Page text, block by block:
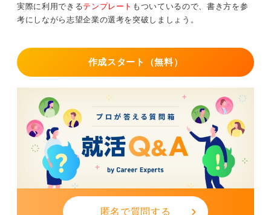
実際に利用できるテンプレート もついているので、書き方を参
考にしながら志望企業の選考を突破しましょう。
作成スタート（無料）
匿名で質問する